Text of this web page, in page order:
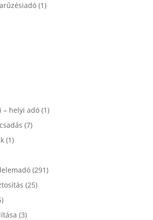
(1)
– helyi adó(1)
(7)
(1)
(291)
(25)
(3)